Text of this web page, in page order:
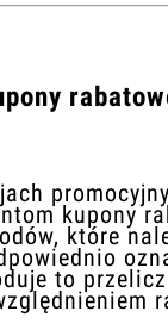
kupony
które
to